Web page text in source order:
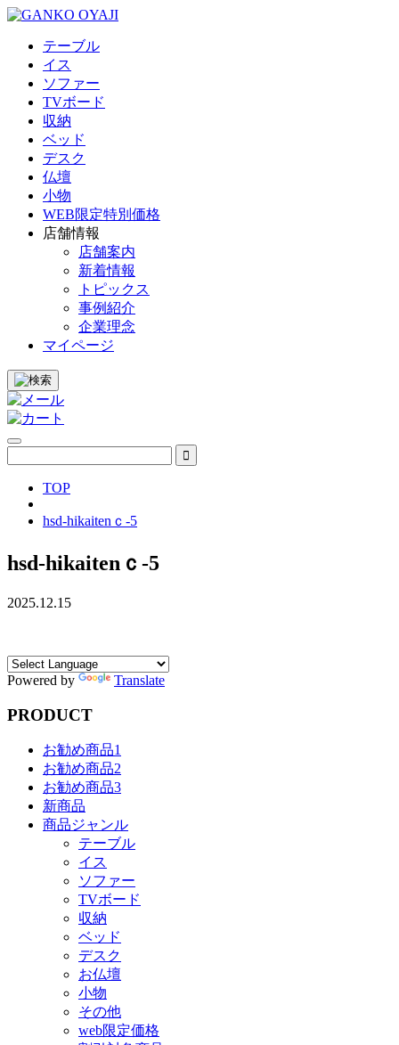
テーブル
イス
ソファー
TVボード
収納
ベッド
デスク
仏壇
小物
WEB限定特別価格
店舗情報
店舗案内
新着情報
トピックス
事例紹介
企業理念
マイページ
TOP
hsd-hikaitenｃ-5
hsd-hikaitenｃ-5
2025.12.15
Powered by Translate
PRODUCT
お勧め商品1
お勧め商品2
お勧め商品3
新商品
商品ジャンル
テーブル
イス
ソファー
TVボード
収納
ベッド
デスク
お仏壇
小物
その他
web限定価格